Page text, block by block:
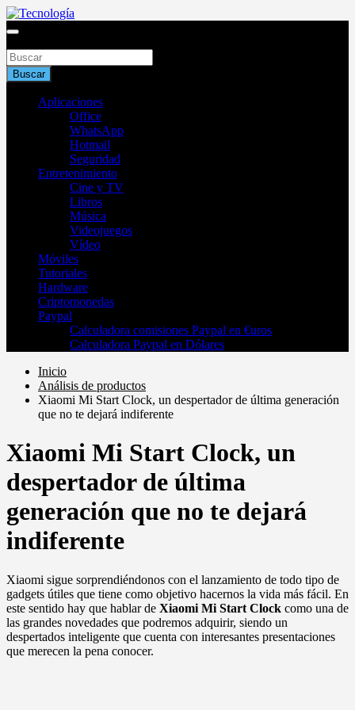
Saltar
al
Tecnología
Buscar
Aplicaciones
Office
WhatsApp
Hotmail
Seguridad
Entretenimiento
Cine y TV
Libros
Música
Videojuegos
Vídeo
Móviles
Tutoriales
Hardware
Criptomonedas
Paypal
Calculadora comisiones Paypal en €uros
Calculadora Paypal en Dólares
Inicio
Análisis de productos
Xiaomi Mi Start Clock, un despertador de última generación
que no te dejará indiferente
Xiaomi Mi Start Clock, un
despertador de última
generación que no te dejará
indiferente
Xiaomi sigue sorprendiéndonos con el lanzamiento de todo tipo de
gadgets útiles que tiene como objetivo hacernos la vida más fácil. En
este sentido hay que hablar de Xiaomi Mi Start Clock como una de
las grandes novedades que podremos adquirir, siendo un
despertados inteligente que cuenta con interesantes presentaciones
que merecen la pena conocer.